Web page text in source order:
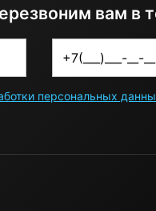
вам в
персональных